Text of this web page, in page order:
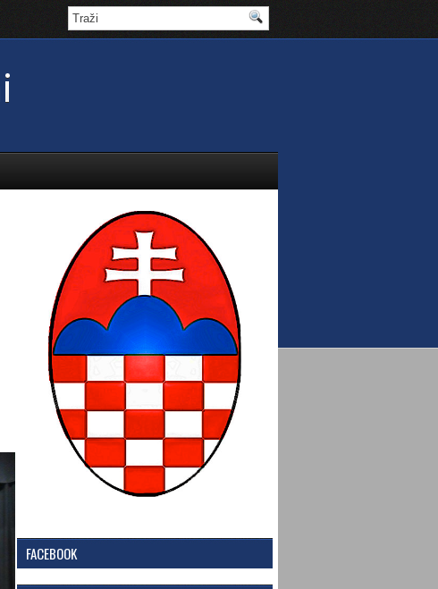
FACEBOOK